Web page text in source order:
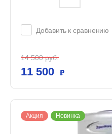
Добавить к сравнению
14 500руб.
11 500
Акция Новинка